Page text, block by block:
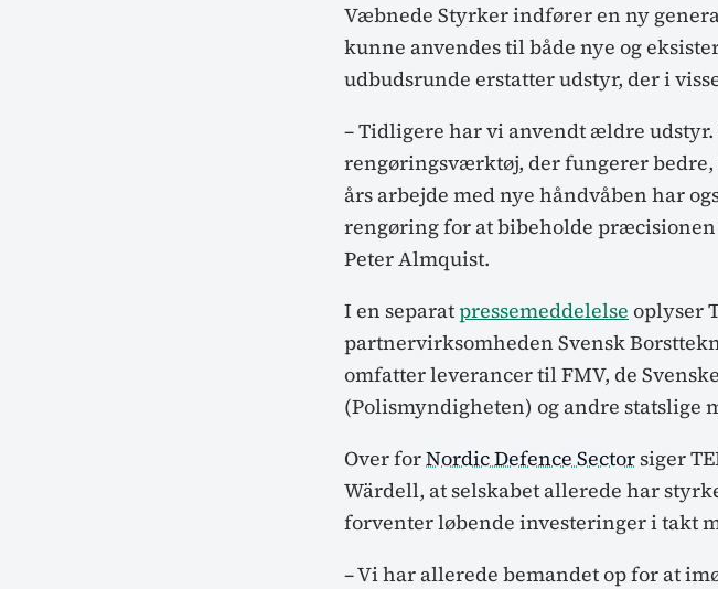
Væbnede Styrker indfører en ny
kunne anvendes til både nye og
udbudsrunde erstatter udstyr, der i
– Tidligere har vi anvendt ældre
rengøringsværktøj, der fungerer
års arbejde med nye håndvåben har
rengøring for at bibeholde
Peter Almquist.
I en separatpressemeddelelse oplyser
partnervirksomheden Svensk
omfatter leverancer til FMV, de
(Polismyndigheten) og andre statslige
Over forNordic Defence Sector siger
Wärdell, at selskabet allerede har
forventer løbende investeringer i takt
– Vi har allerede bemandet op for at